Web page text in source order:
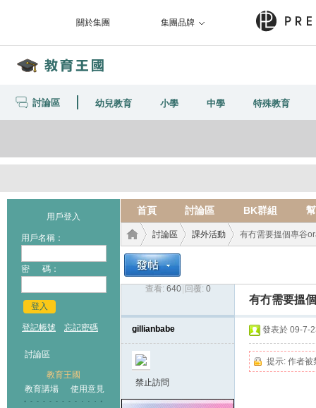
關於集團 集團品牌
討論區 幼兒教育 小學 中學 特殊教育
用戶登入
用戶名稱：
密 碼：
登入
登記帳號 忘記密碼
討論區
教育王國
教育講場
使用意見
首頁 討論區 BK群組
討論區
›
課外活動 有冇需要搵個專谷
查看: 640 回覆: 0
有冇需要搵
gillianbabe
禁止訪問
發表於 09-7-
提示: 作者被